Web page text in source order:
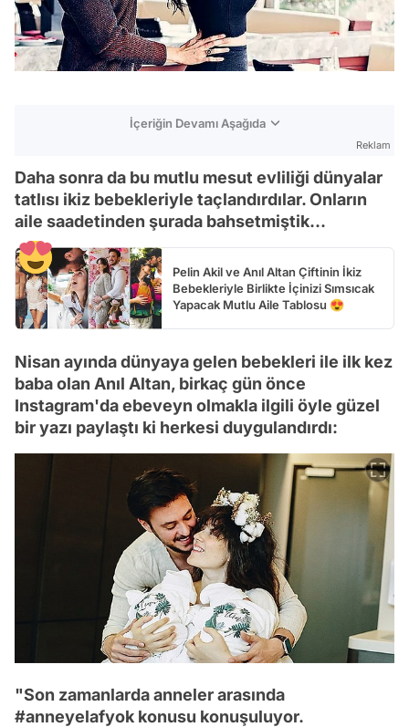
İçeriğin Devamı Aşağıda
Reklam
Daha sonra da bu mutlu mesut evliliği dünyalar
tatlısı ikiz bebekleriyle taçlandırdılar. Onların
aile saadetinden şurada bahsetmiştik...
Pelin Akil ve Anıl Altan Çiftinin İkiz
Bebekleriyle Birlikte İçinizi Sımsıcak
Yapacak Mutlu Aile Tablosu 😍
Nisan ayında dünyaya gelen bebekleri ile ilk kez
baba olan Anıl Altan, birkaç gün önce
Instagram'da ebeveyn olmakla ilgili öyle güzel
bir yazı paylaştı ki herkesi duygulandırdı:
"Son zamanlarda anneler arasında
#anneyelafyok konusu konuşuluyor.